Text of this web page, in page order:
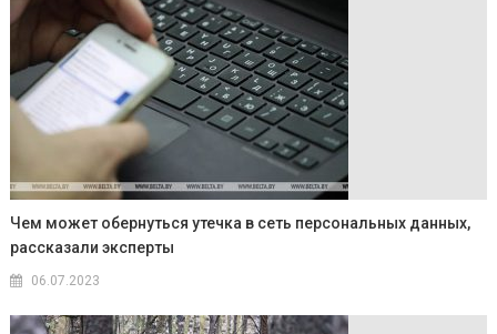
Чем может обернуться утечка в сеть персональных данных,
рассказали эксперты
06.07.2023